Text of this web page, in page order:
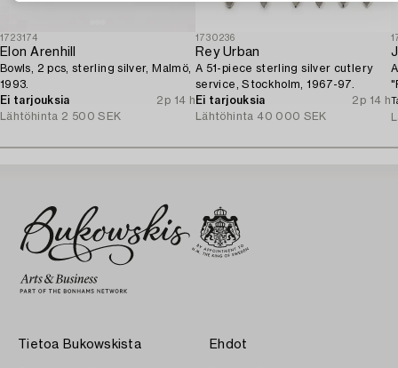
1723174
Elon Arenhill
Bowls, 2 pcs, sterling silver, Malmö,
1993.
Ei tarjouksia
2p 14 h
Lähtöhinta 2 500 SEK
1730236
Rey Urban
A 51-piece sterling silver cutlery
service, Stockholm, 1967-97.
Ei tarjouksia
2p 14 h
Lähtöhinta 40 000 SEK
Tietoa Bukowskista Ehdot